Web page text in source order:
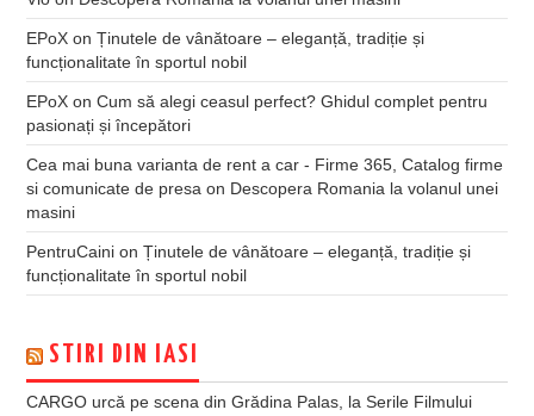
EPoX onȚinutele de vânătoare – eleganță, tradiție și
funcționalitate în sportul nobil
EPoX onCum să alegi ceasul perfect? Ghidul complet pentru
pasionați și începători
Cea mai buna varianta de rent a car - Firme 365, Catalog firme
si comunicate de presa on Descopera Romania la volanul unei
masini
PentruCaini onȚinutele de vânătoare – eleganță, tradiție și
funcționalitate în sportul nobil
STIRI DIN IASI
CARGO urcă pe scena din Grădina Palas, la Serile Filmului